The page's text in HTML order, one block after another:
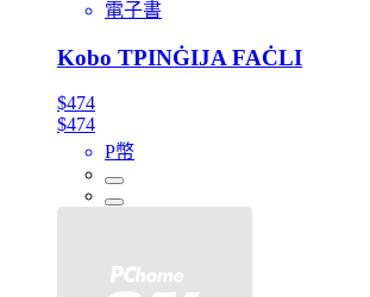
電子書
Kobo TPINĠIJA FAĊLI
$474
$474
P幣